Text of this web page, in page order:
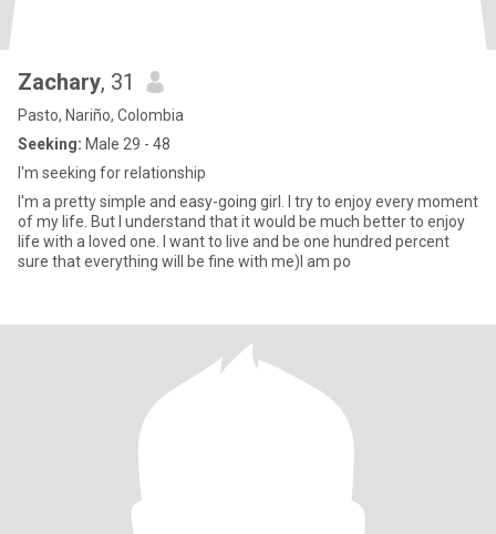
Zachary, 31
Pasto, Nariño, Colombia
Seeking: Male 29 - 48
I'm seeking for relationship
I'm a pretty simple and easy-going girl. I try to enjoy every moment
of my life. But I understand that it would be much better to enjoy
life with a loved one. I want to live and be one hundred percent
sure that everything will be fine with me)I am po